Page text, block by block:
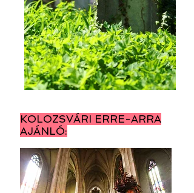
KOLOZSVÁRI ERRE-ARRA
AJÁNLÓ: